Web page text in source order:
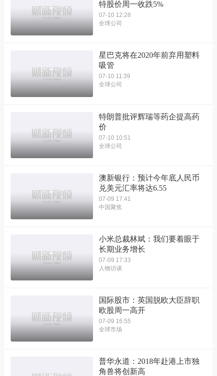
特股价周一收跌5%
07-10 12:28
全球公司
星巴克将在2020年前弃用塑料
吸管
07-10 11:39
全球公司
特朗普批评辉瑞等药企提高药
价
07-10 10:51
全球公司
澳新银行：预计今年底人民币
兑美元汇率将达6.55
07-09 17:41
中国聚焦
小米总裁林斌：我们要着眼于
长期业务增长
07-09 17:33
人物访谈
国际股市：英国脱欧大臣辞职
欧股周一高开
07-09 16:55
全球市场
普华永道：2018年赴港上市独
角兽将创新高